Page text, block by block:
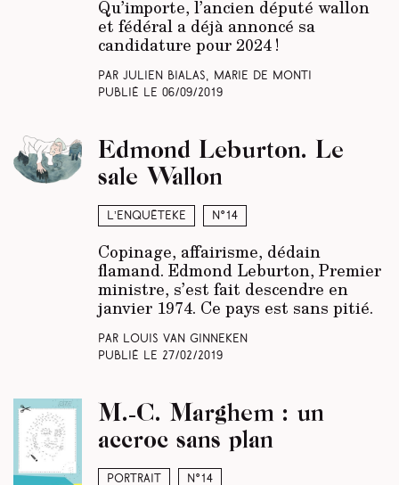
Qu’importe, l’ancien député wallon
et fédéral a déjà annoncé sa
candidature pour 2024 !
Par Julien Bialas, Marie De Monti
Publié le 06/09/2019
L’enquêteke N°14
Edmond Leburton. Le
sale Wallon
Copinage, affairisme, dédain
flamand. Edmond Leburton, Premier
ministre, s’est fait descendre en
janvier 1974. Ce pays est sans pitié.
Par Louis Van Ginneken
Publié le 27/02/2019
Portrait N°14
M.-C. Marghem : un
accroc sans plan